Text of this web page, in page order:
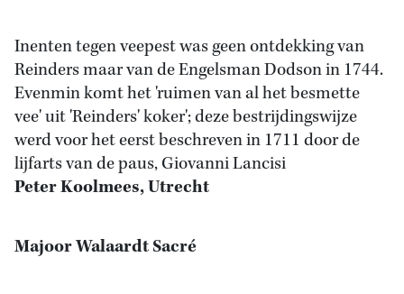
Inenten tegen veepest was geen ontdekking van
Reinders maar van de Engelsman Dodson in 1744.
Evenmin komt het 'ruimen van al het besmette
vee' uit 'Reinders' koker'; deze bestrijdingswijze
werd voor het eerst beschreven in 1711 door de
lijfarts van de paus, Giovanni Lancisi
Peter Koolmees, Utrecht
Majoor Walaardt Sacré